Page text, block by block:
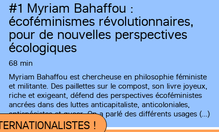
#1 Myriam Bahaffou :
écoféminismes révolutionnaires,
pour de nouvelles perspectives
écologiques
68 min
Myriam Bahaffou est chercheuse en philosophie féministe
et militante. Des paillettes sur le compost, son livre joyeux,
riche et exigeant, défend des perspectives écoféministes
ancrées dans des luttes anticapitaliste, anticoloniales,
antispécistes et queer. On a parlé des différents usages (…)
!